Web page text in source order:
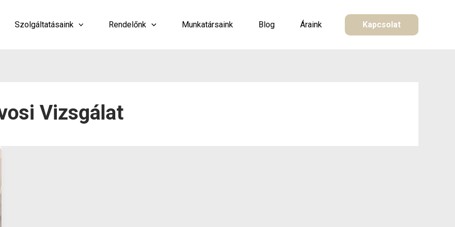
Szolgáltatásaink Rendelőnk Munkatársaink Blog Áraink Kapcsolat
Vizsgálat